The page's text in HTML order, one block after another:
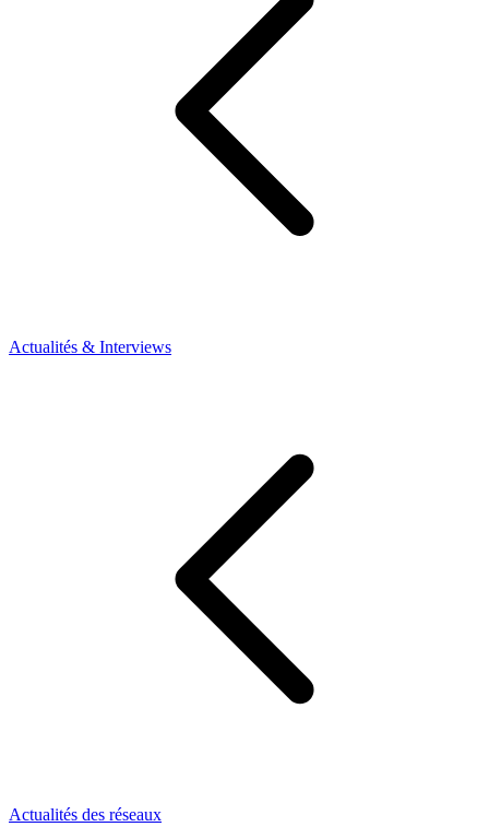
Actualités & Interviews
Actualités des réseaux